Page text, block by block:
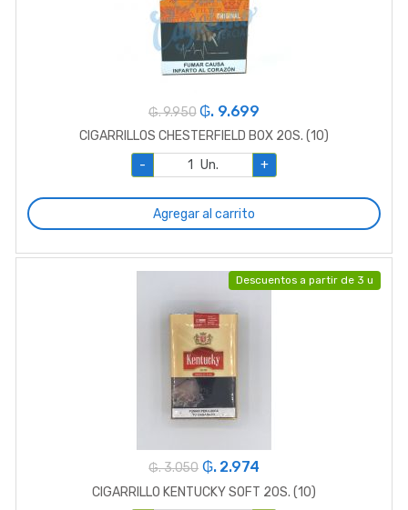
₲. 9.950 ₲. 9.699
CIGARRILLOS CHESTERFIELD BOX 20S. (10)
-
Un. +
Agregar al carrito
Descuentos a partir de 3 u
₲. 3.050 ₲. 2.974
CIGARRILLO KENTUCKY SOFT 20S. (10)